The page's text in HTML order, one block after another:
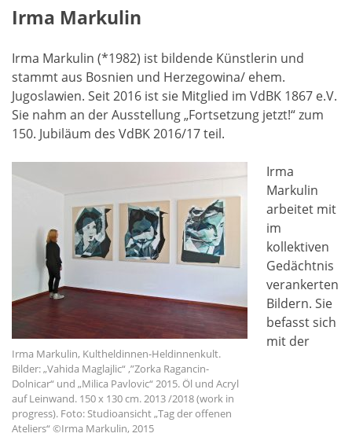
Irma Markulin
Irma Markulin (*1982) ist bildende Künstlerin und
stammt aus Bosnien und Herzegowina/ ehem.
Jugoslawien. Seit 2016 ist sie Mitglied im VdBK 1867 e.V.
Sie nahm an der Ausstellung „Fortsetzung jetzt!“ zum
150. Jubiläum des VdBK 2016/17 teil.
Irma Markulin, Kultheldinnen-Heldinnenkult.
Bilder: „Vahida Maglajlic“ ,”Zorka Ragancin-
Dolnicar“ und „Milica Pavlovic“ 2015. Öl und Acryl
auf Leinwand. 150 x 130 cm. 2013 /2018 (work in
progress). Foto: Studioansicht „Tag der offenen
Ateliers“ ©Irma Markulin, 2015
Irma
Markulin
arbeitet mit
im
kollektiven
Gedächtnis
verankerten
Bildern. Sie
befasst sich
mit der